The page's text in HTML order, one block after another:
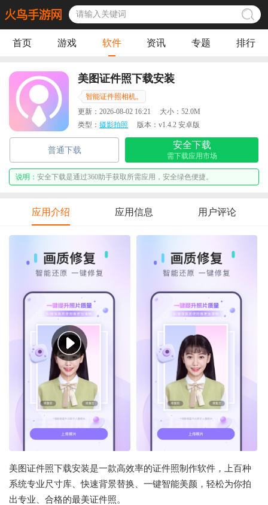
首页 游戏 软件 资讯 专题 排行
美图证件照下载安装
智能证件照相机。
更新： 2026-08-02 16:21 大小： 52.0M
类型： 摄影拍照 版本： v1.4.2 安卓版
普通下载
安全下载
需下载应用市场
说明： 安全下载是通过360助手获取所需应用，安全绿色便捷。
应用介绍 应用信息 用户评论
美图证件照下载安装是一款高效率的证件照制作软件，上百种
系统专业尺寸库、快速背景替换、一键智能美颜，轻松为你拍
出专业、合格的最美证件照。